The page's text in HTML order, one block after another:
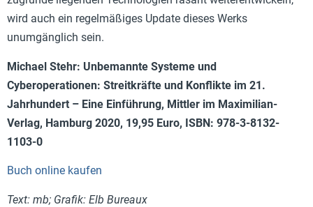
wird auch ein regelmäßiges Update dieses Werks
unumgänglich sein.
Michael Stehr: Unbemannte Systeme und
Cyberoperationen: Streitkräfte und Konflikte im 21.
Jahrhundert – Eine Einführung, Mittler im Maximilian-
Verlag, Hamburg 2020, 19,95 Euro, ISBN: 978-3-8132-
1103-0
Buch online kaufen
Text: mb; Grafik: Elb Bureaux